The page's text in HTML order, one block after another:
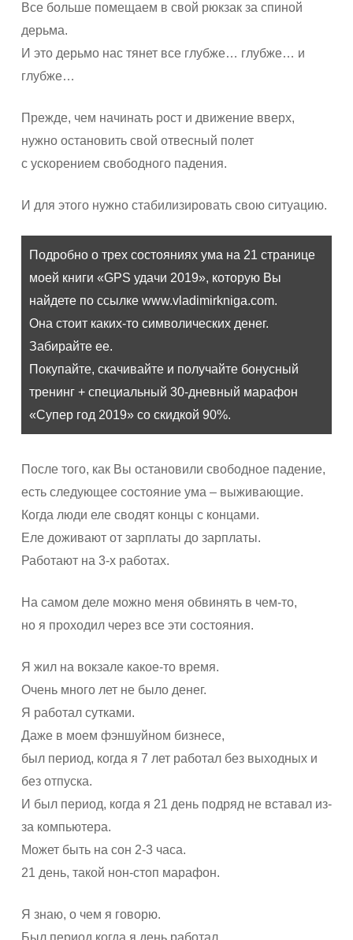
Все больше помещаем в свой рюкзак за спиной
дерьма.
И это дерьмо нас тянет все глубже… глубже… и
глубже…
Прежде, чем начинать рост и движение вверх,
нужно остановить свой отвесный полет
с ускорением свободного падения.
И для этого нужно стабилизировать свою ситуацию.
Подробно о трех состояниях ума на 21 странице
моей книги «GPS удачи 2019», которую Вы
найдете по ссылке www.vladimirkniga.com.
Она стоит каких-то символических денег.
Забирайте ее.
Покупайте, скачивайте и получайте бонусный
тренинг + специальный 30-дневный марафон
«Супер год 2019» со скидкой 90%.
После того, как Вы остановили свободное падение,
есть следующее состояние ума – выживающие.
Когда люди еле сводят концы с концами.
Еле доживают от зарплаты до зарплаты.
Работают на 3-х работах.
На самом деле можно меня обвинять в чем-то,
но я проходил через все эти состояния.
Я жил на вокзале какое-то время.
Очень много лет не было денег.
Я работал сутками.
Даже в моем фэншуйном бизнесе,
был период, когда я 7 лет работал без выходных и
без отпуска.
И был период, когда я 21 день подряд не вставал из-
за компьютера.
Может быть на сон 2-3 часа.
21 день, такой нон-стоп марафон.
Я знаю, о чем я говорю.